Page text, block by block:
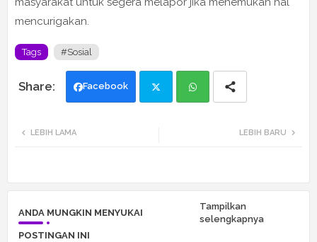
mencurigakan.
Tags #Sosial
Facebook
LEBIH BARU
LEBIH LAMA
ANDA MUNGKIN MENYUKAI
POSTINGAN INI
Tampilkan
selengkapnya